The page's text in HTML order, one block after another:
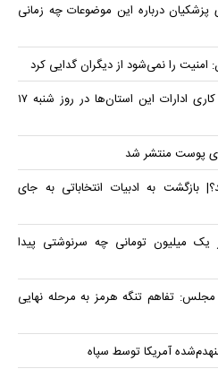
درباره این موضوعات چه زمانی
امنیت را نمی‌شود از دیگران گدایی کرد
خبر مهم برای کارمندان| ساعت کاری ادارات این استان‌ها در روز شنبه ۱۷
پوست منتشر شد
بازگشت به ادبیات انتخاباتی به جای
یک میلیون تومانی چه سرنوشتی پیدا
تفاهم تنگه هرمز به مرحله نهایی
آمریکا توسط سپاه